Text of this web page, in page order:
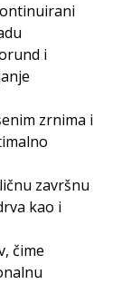
i
zrnima i
završnu
kao i
čime